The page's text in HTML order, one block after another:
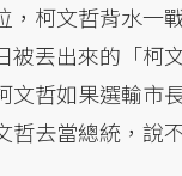
，柯文哲背水一
被丟出來的「柯
文哲如果選輸市
哲去當總統，說